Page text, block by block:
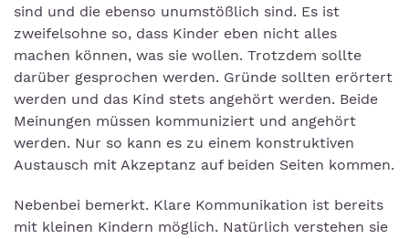
sind und die ebenso unumstößlich sind. Es ist
zweifelsohne so, dass Kinder eben nicht alles
machen können, was sie wollen. Trotzdem sollte
darüber gesprochen werden. Gründe sollten erörtert
werden und das Kind stets angehört werden. Beide
Meinungen müssen kommuniziert und angehört
werden. Nur so kann es zu einem konstruktiven
Austausch mit Akzeptanz auf beiden Seiten kommen.
Nebenbei bemerkt. Klare Kommunikation ist bereits
mit kleinen Kindern möglich. Natürlich verstehen sie